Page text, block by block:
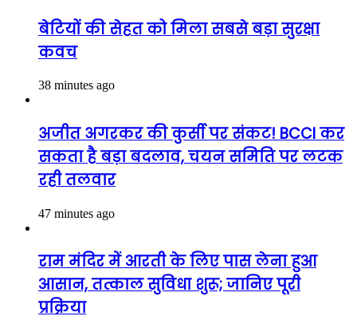
बेटियों की सेहत को मिला सबसे बड़ा सुरक्षा
कवच
38 minutes ago
अजीत अगरकर की कुर्सी पर संकट! BCCI कर
सकता है बड़ा बदलाव, चयन समिति पर लटक
रही तलवार
47 minutes ago
राम मंदिर में आरती के लिए पास लेना हुआ
आसान, तत्काल सुविधा शुरू; जानिए पूरी
प्रक्रिया